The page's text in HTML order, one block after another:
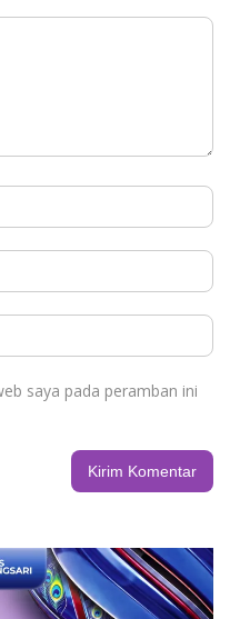
saya pada peramban ini